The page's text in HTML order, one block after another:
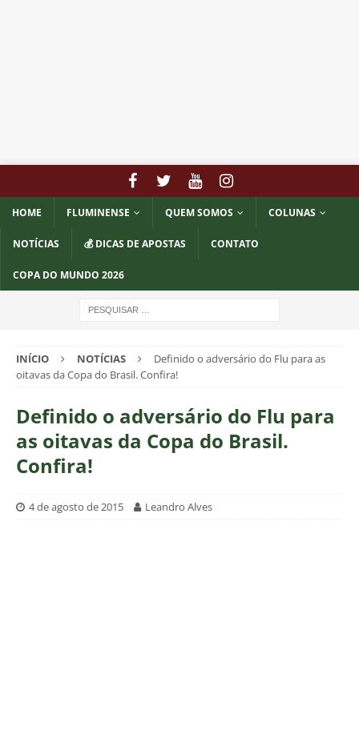
HOME FLUMINENSE QUEM SOMOS COLUNAS
NOTÍCIAS 💰 DICAS DE APOSTAS CONTATO
COPA DO MUNDO 2026
INÍCIO NOTÍCIAS
Definido o adversário do Flu para as
oitavas da Copa do Brasil. Confira!
Definido o adversário do Flu para
as oitavas da Copa do Brasil.
Confira!
4 de agosto de 2015 Leandro Alves